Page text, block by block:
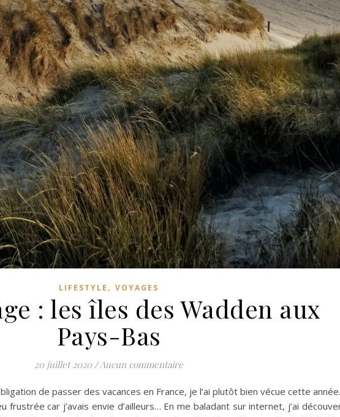
LIFESTYLE , VOYAGES
: les îles des Wadden aux
Pays-Bas
20 juillet 2020 / Aucun commentaire
de passer des vacances en France, je l’ai plutôt bien vécue cette
frustrée car j’avais envie d’ailleurs… En me baladant sur internet, j’ai